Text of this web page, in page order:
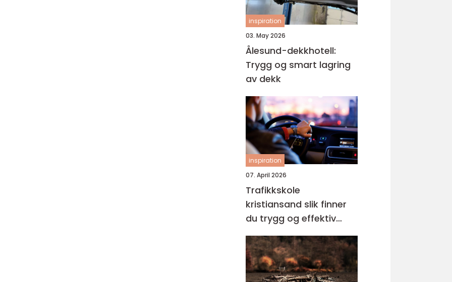
inspiration
03. May 2026
Ålesund-dekkhotell:
Trygg og smart lagring
av dekk
inspiration
07. April 2026
Trafikkskole
kristiansand slik finner
du trygg og effektiv
opplæring